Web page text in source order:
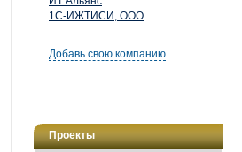
1С-ИЖТИСИ, ООО
Добавь свою компанию
Проекты